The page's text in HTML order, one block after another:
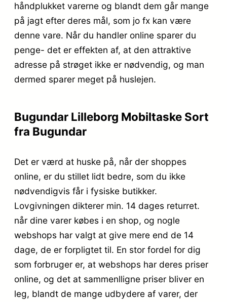
håndplukket varerne og blandt dem går mange
på jagt efter deres mål, som jo fx kan være
denne vare. Når du handler online sparer du
penge- det er effekten af, at den attraktive
adresse på strøget ikke er nødvendig, og man
dermed sparer meget på huslejen.
Bugundar Lilleborg Mobiltaske Sort
fra Bugundar
Det er værd at huske på, når der shoppes
online, er du stillet lidt bedre, som du ikke
nødvendigvis får i fysiske butikker.
Lovgivningen dikterer min. 14 dages returret.
når dine varer købes i en shop, og nogle
webshops har valgt at give mere end de 14
dage, de er forpligtet til. En stor fordel for dig
som forbruger er, at webshops har deres priser
online, og det at sammenlligne priser bliver en
leg, blandt de mange udbydere af varer, der